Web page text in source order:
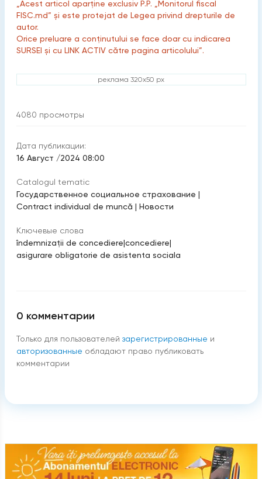
„Acest articol aparține exclusiv P.P. „Monitorul fiscal
FISC.md” și este protejat de Legea privind drepturile de
autor.
Orice preluare a conținutului se face doar cu indicarea
SURSEI și cu LINK ACTIV către pagina articolului”.
реклама 320x50 px
4080 просмотры
Дата публикации:
16 Август /2024 08:00
Catalogul tematic
Государственное социальное страхование |
Contract individual de muncă | Новости
Ключевые слова
îndemnizaţii de concediere|concediere|
asigurare obligatorie de asistenta sociala
0 комментарии
Только для пользователей зарегистрированные и
авторизованные обладают право публиковать
комментарии